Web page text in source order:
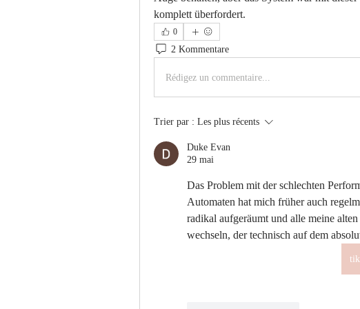
komplett überfordert.
0
2 Kommentare
Rédigez un commentaire...
Trier par : Les plus récents
Duke Evan
29 mai
Das Problem mit der schlechten
Automaten hat mich früher auch
radikal aufgeräumt und alle meine
wechseln, der technisch auf dem